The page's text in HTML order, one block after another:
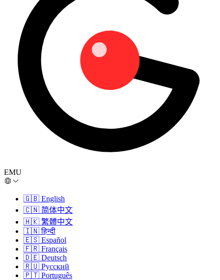
EMU
🇬🇧 English
🇨🇳 简体中文
🇭🇰 繁體中文
🇮🇳 हिन्दी
🇪🇸 Español
🇫🇷 Français
🇩🇪 Deutsch
🇷🇺 Русский
🇵🇹 Português